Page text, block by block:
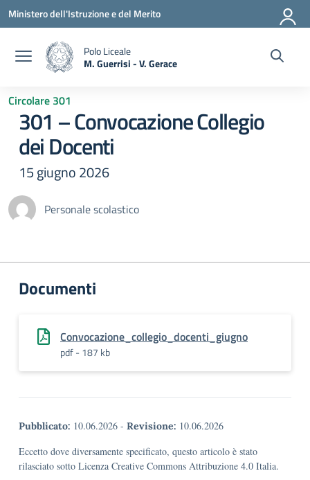
Vai ai contenuti
Vai al menu di navigazione
Vai al footer
Ministero dell'Istruzione e del Merito
Polo Liceale
M. Guerrisi - V. Gerace
Circolare 301
301 – Convocazione Collegio
dei Docenti
15 giugno 2026
Personale scolastico
Documenti
Convocazione_collegio_docenti_giugno
pdf - 187 kb
Pubblicato: 10.06.2026 - Revisione: 10.06.2026
Eccetto dove diversamente specificato, questo articolo è stato
rilasciato sotto Licenza Creative Commons Attribuzione 4.0 Italia.